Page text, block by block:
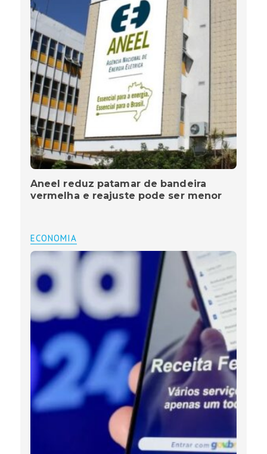
Aneel reduz patamar de bandeira
vermelha e reajuste pode ser menor
ECONOMIA